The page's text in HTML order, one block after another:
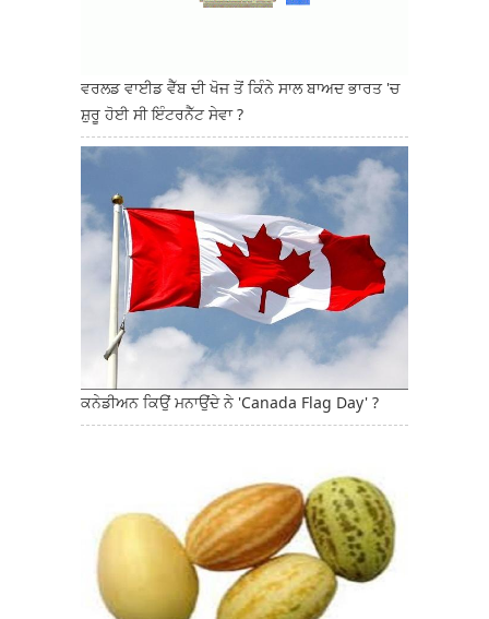
ਵਰਲਡ ਵਾਈਡ ਵੈੱਬ ਦੀ ਖੋਜ ਤੋਂ ਕਿੰਨੇ ਸਾਲ ਬਾਅਦ ਭਾਰਤ 'ਚ
ਸ਼ੁਰੂ ਹੋਈ ਸੀ ਇੰਟਰਨੈੱਟ ਸੇਵਾ ?
ਕਨੇਡੀਅਨ ਕਿਉਂ ਮਨਾਉਂਦੇ ਨੇ 'Canada Flag Day' ?